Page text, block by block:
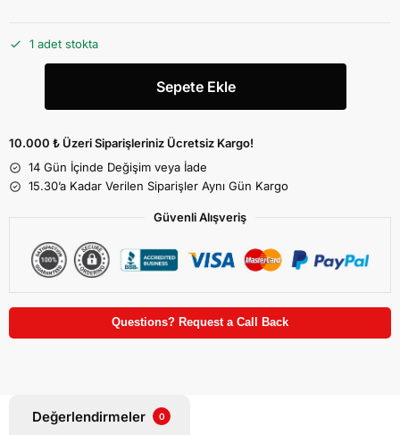
1 adet stokta
Sepete Ekle
10.000 ₺ Üzeri Siparişleriniz Ücretsiz Kargo!
14 Gün İçinde Değişim veya İade
15.30’a Kadar Verilen Siparişler Aynı Gün Kargo
Güvenli Alışveriş
Questions? Request a Call Back
Değerlendirmeler 0